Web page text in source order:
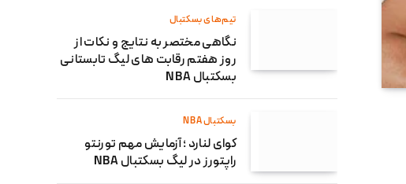
تیم‌های بسکتبال
نگاهی مختصر به نتایج و نکات از
روز هفتم رقابت های لیگ تابستانی
بسکتبال NBA
بسکتبال NBA
کوای لنارد ؛ آزمایش مهم تورنتو
راپتورز در لیگ بسکتبال NBA